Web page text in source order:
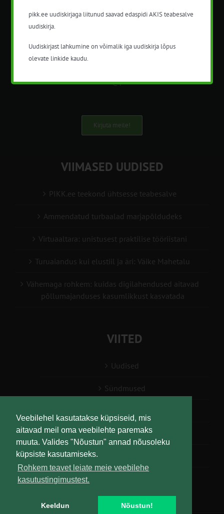
Veebilehel kasutatakse küpsiseid, mis
aitavad meil oma veebilehte paremaks
muuta. Valides "Nõustun" annad nõusoleku
küpsiste kasutamiseks.
Rohkem teavet leiate meie veebilehe
kasutustingimustest.
Keeldun Nõustun!
nõustamisteenuseid.
info@pikk.ee
Kirjuta meile!
VIIMASED UUDISED
PIKK.ee teekond ühtsesse teabesalve
Ammendatud turbaalad marjapõldudeks
Virtuaaltara: unistusest praktilise tööriistani
Turuaiandus kui elustiil ja äri: Väike Mahetalu
Vähemaga rohkem: kuidas digilahendused aitavad
põllumajanduses kasumlikkust kasvatada
VIITED
Uudised
Sündmused
Teabesalv
Liitu uudiskirjaga
pikk.ee uudiskirjaga liitunud saavad edaspidi AKIS teabesalve
uudiskirja.
Uudiskirjast lahkumine on võimalik iga uudiskirja lõpus
olevate linkide kaudu.